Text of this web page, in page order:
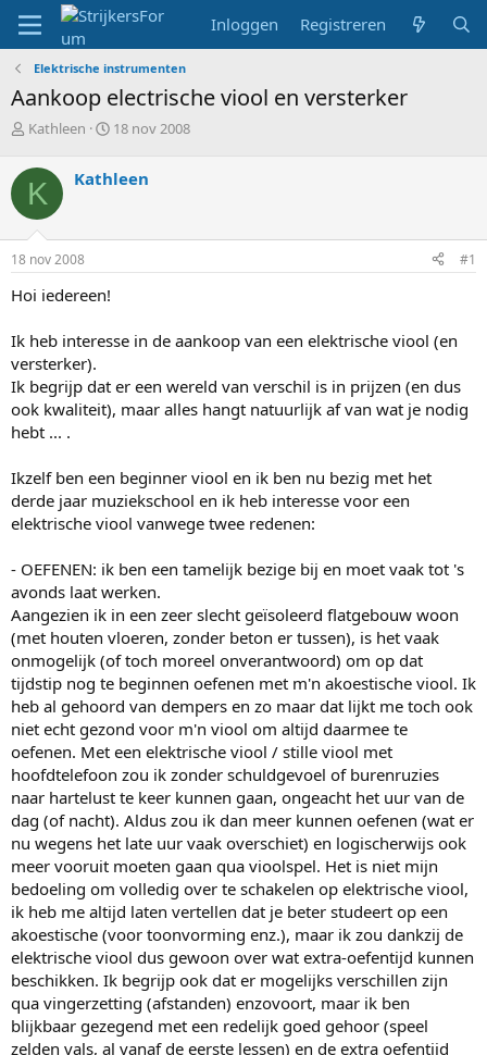
Inloggen Registreren
Elektrische instrumenten
Aankoop electrische viool en versterker
T
p
i
c
s
t
a
t
r
Kathleen
S
r
a
18 nov 2008
K Kathleen
18 nov 2008 #1
Hoi iedereen!
Ik heb interesse in de aankoop van een elektrische viool (en
versterker).
Ik begrijp dat er een wereld van verschil is in prijzen (en dus
ook kwaliteit), maar alles hangt natuurlijk af van wat je nodig
hebt ... .
Ikzelf ben een beginner viool en ik ben nu bezig met het
derde jaar muziekschool en ik heb interesse voor een
elektrische viool vanwege twee redenen:
- OEFENEN: ik ben een tamelijk bezige bij en moet vaak tot 's
avonds laat werken.
Aangezien ik in een zeer slecht geïsoleerd flatgebouw woon
(met houten vloeren, zonder beton er tussen), is het vaak
onmogelijk (of toch moreel onverantwoord) om op dat
tijdstip nog te beginnen oefenen met m'n akoestische viool. Ik
heb al gehoord van dempers en zo maar dat lijkt me toch ook
niet echt gezond voor m'n viool om altijd daarmee te
oefenen. Met een elektrische viool / stille viool met
hoofdtelefoon zou ik zonder schuldgevoel of burenruzies
naar hartelust te keer kunnen gaan, ongeacht het uur van de
dag (of nacht). Aldus zou ik dan meer kunnen oefenen (wat er
nu wegens het late uur vaak overschiet) en logischerwijs ook
meer vooruit moeten gaan qua vioolspel. Het is niet mijn
bedoeling om volledig over te schakelen op elektrische viool,
ik heb me altijd laten vertellen dat je beter studeert op een
akoestische (voor toonvorming enz.), maar ik zou dankzij de
elektrische viool dus gewoon over wat extra-oefentijd kunnen
beschikken. Ik begrijp ook dat er mogelijks verschillen zijn
qua vingerzetting (afstanden) enzovoort, maar ik ben
blijkbaar gezegend met een redelijk goed gehoor (speel
zelden vals, al vanaf de eerste lessen) en de extra oefentijd